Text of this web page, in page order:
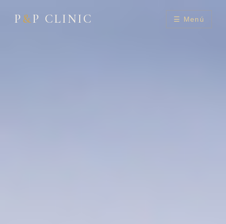
P &P CLINIC ☰ Menú